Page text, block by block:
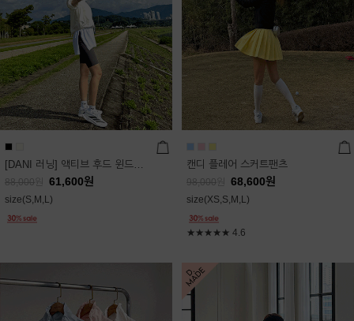
[DANI 러닝] 액티브 후드 윈드점퍼
88,000 61,600원
size(S,M,L)
캔디 플레어 스커트팬츠
98,000 68,600원
size(XS,S,M,L)
★★★★★ 4.6